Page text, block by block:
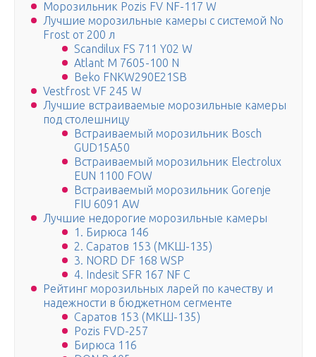
Морозильник Pozis FV NF-117 W
Лучшие морозильные камеры с системой No
Frost от 200 л
Scandilux FS 711 Y02 W
Atlant М 7605-100 N
Beko FNKW290E21SB
Vestfrost VF 245 W
Лучшие встраиваемые морозильные камеры
под столешницу
Встраиваемый морозильник Bosch
GUD15A50
Встраиваемый морозильник Electrolux
EUN 1100 FOW
Встраиваемый морозильник Gorenje
FIU 6091 AW
Лучшие недорогие морозильные камеры
1. Бирюса 146
2. Саратов 153 (МКШ-135)
3. NORD DF 168 WSP
4. Indesit SFR 167 NF C
Рейтинг морозильных ларей по качеству и
надежности в бюджетном сегменте
Саратов 153 (МКШ-135)
Pozis FVD-257
Бирюса 116